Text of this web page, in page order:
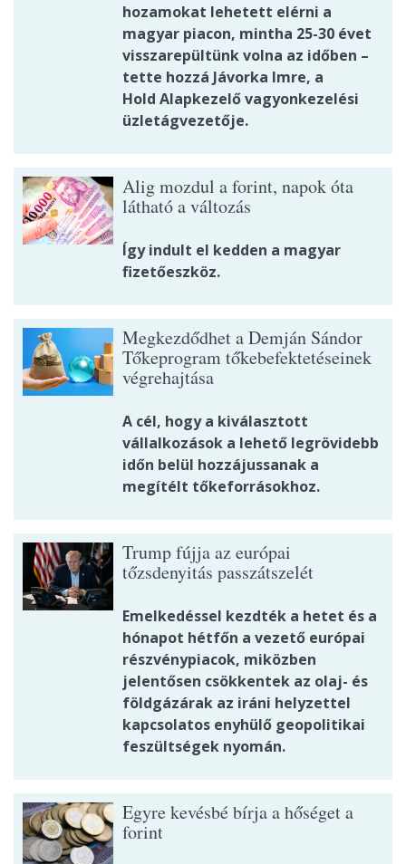
hozamokat lehetett elérni a
magyar piacon, mintha 25-30 évet
visszarepültünk volna az időben –
tette hozzá Jávorka Imre, a
Hold Alapkezelő vagyonkezelési
üzletágvezetője.
Alig mozdul a forint, napok óta
látható a változás
Így indult el kedden a magyar
fizetőeszköz.
Megkezdődhet a Demján Sándor
Tőkeprogram tőkebefektetéseinek
végrehajtása
A cél, hogy a kiválasztott
vállalkozások a lehető legrövidebb
időn belül hozzájussanak a
megítélt tőkeforrásokhoz.
Trump fújja az európai
tőzsdenyitás passzátszelét
Emelkedéssel kezdték a hetet és a
hónapot hétfőn a vezető európai
részvénypiacok, miközben
jelentősen csökkentek az olaj- és
földgázárak az iráni helyzettel
kapcsolatos enyhülő geopolitikai
feszültségek nyomán.
Egyre kevésbé bírja a hőséget a
forint